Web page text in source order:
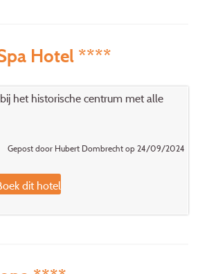
Hotel ****
het historische centrum met alle
Gepost door Hubert Dombrecht op 24/09/2024
dit hotel